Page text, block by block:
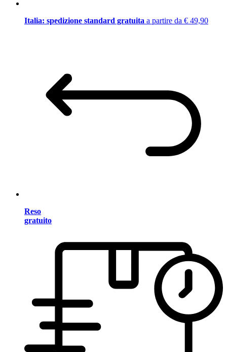
Italia: spedizione standard gratuita a partire da € 49,90
Reso
gratuito